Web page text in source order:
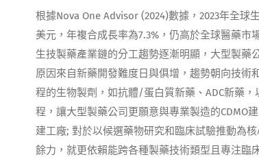
根據Nova One Advisor (2024)數據，2023年全球
美元，年複合成長率為7.3%，仍高於全球醫藥市
生技製藥產業鏈的分工趨勢逐漸明顯，大型製
原因來自新藥開發難度日與俱增，趨勢朝向技
程的生物製劑，如抗體/蛋白質新藥、ADC新藥
程，讓大型製藥公司更願意與專業製造的CDMO
建工廠; 對於以候選藥物研究和臨床試驗推動為
餘力，就更依賴能跨各種製藥技術類型且專注臨